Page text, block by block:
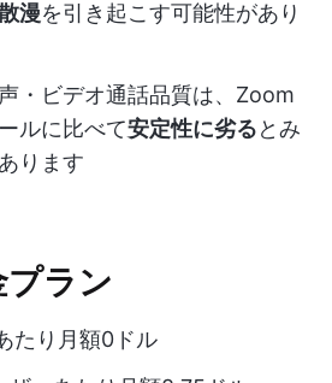
漫を引き起こす可能性があり
・ビデオ通話品質は、Zoom
ルに比べて安定性に劣るとみ
ります
ラン
たり月額0ドル